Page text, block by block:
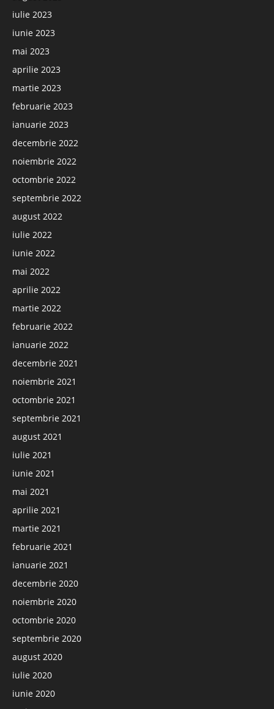
iulie 2023
iunie 2023
mai 2023
aprilie 2023
martie 2023
februarie 2023
ianuarie 2023
decembrie 2022
noiembrie 2022
octombrie 2022
septembrie 2022
august 2022
iulie 2022
iunie 2022
mai 2022
aprilie 2022
martie 2022
februarie 2022
ianuarie 2022
decembrie 2021
noiembrie 2021
octombrie 2021
septembrie 2021
august 2021
iulie 2021
iunie 2021
mai 2021
aprilie 2021
martie 2021
februarie 2021
ianuarie 2021
decembrie 2020
noiembrie 2020
octombrie 2020
septembrie 2020
august 2020
iulie 2020
iunie 2020